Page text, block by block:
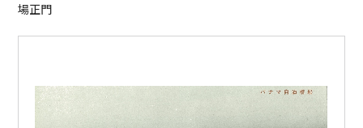
場正門